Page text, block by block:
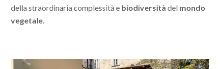
della straordinaria complessità e biodiversità del mondo
vegetale